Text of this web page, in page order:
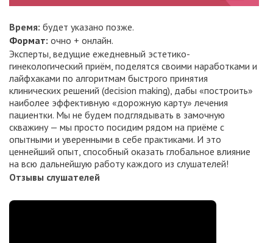
Время: будет указано позже.
Формат: очно + онлайн.
Эксперты, ведущие ежедневный эстетико-
гинекологический приём, поделятся своими наработками и
лайфхаками по алгоритмам быстрого принятия
клинических решений (decision making), дабы «построить»
наиболее эффективную «дорожную карту» лечения
пациентки. Мы не будем подглядывать в замочную
скважину — мы просто посидим рядом на приёме с
опытными и уверенными в себе практиками. И это
ценнейший опыт, способный оказать глобальное влияние
на всю дальнейшую работу каждого из слушателей!
Отзывы слушателей